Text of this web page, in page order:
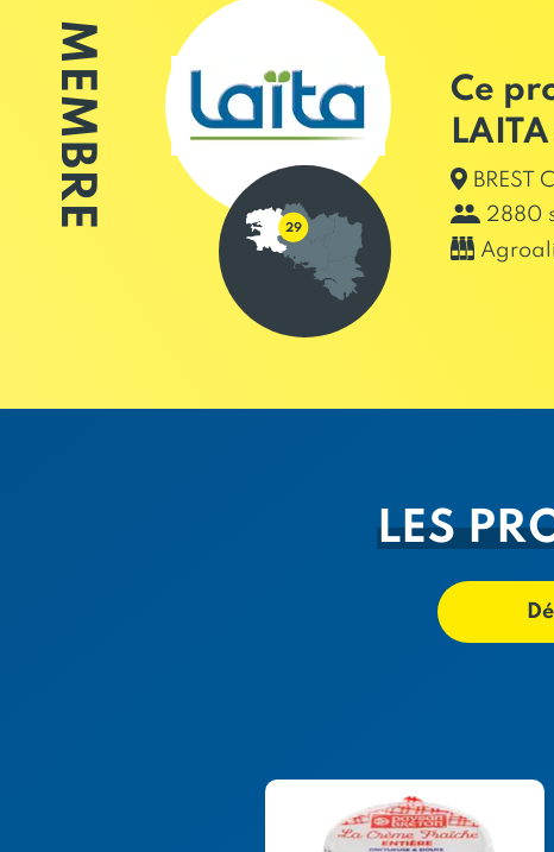
MEMBRE
Ce
BREST
2880
LES